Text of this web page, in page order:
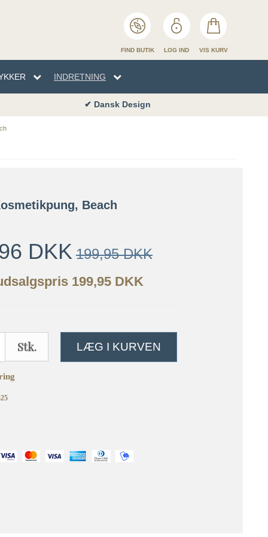
FIND BUTIK LOG IND VIS KURV
INDRETNING
✔ Dansk Design
Beach
DKK 199,95 DKK
199,95 DKK
Stk. LÆG I KURVEN